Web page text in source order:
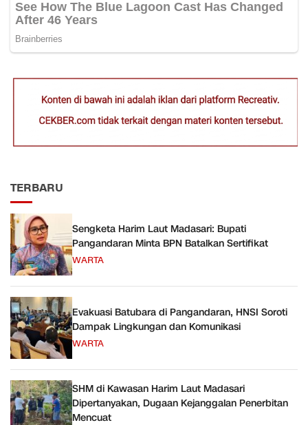
TERBARU
Sengketa Harim Laut Madasari: Bupati
Pangandaran Minta BPN Batalkan Sertifikat
WARTA
Evakuasi Batubara di Pangandaran, HNSI Soroti
Dampak Lingkungan dan Komunikasi
WARTA
SHM di Kawasan Harim Laut Madasari
Dipertanyakan, Dugaan Kejanggalan Penerbitan
Mencuat